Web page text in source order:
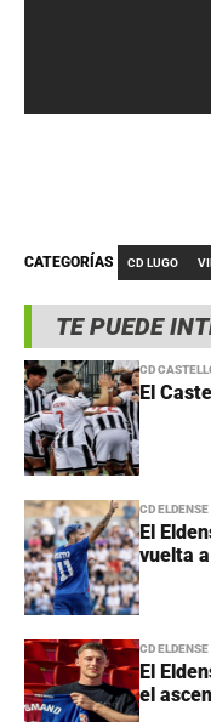
TE PUEDE
CD
El
CD ELDENSE
El
vuelta
CD ELDENSE
El
el
CATEGORÍAS CD LUGO